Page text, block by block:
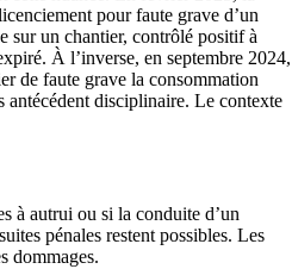
pour faute grave d’un
sur un chantier, contrôlé positif à
À l’inverse, en septembre 2024,
de faute grave la consommation
antécédent disciplinaire. Le contexte
à autrui ou si la conduite d’un
pénales restent possibles. Les
dommages.